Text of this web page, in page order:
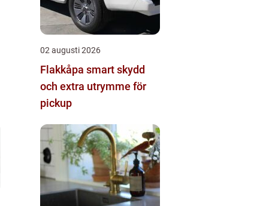
02 augusti 2026
Flakkåpa smart skydd
och extra utrymme för
pickup